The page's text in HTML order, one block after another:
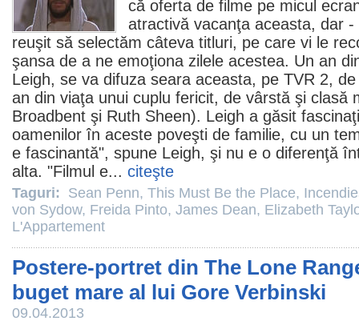
că oferta de filme pe micul
atractivă vacanţa aceasta, dar
reuşit să selectăm câteva titluri, pe care vi le
şansa de a ne emoţiona zilele acestea. Un an
Leigh, se va difuza seara aceasta, pe TVR 2,
an din viaţa unui cuplu fericit, de vârstă şi clasă
Broadbent şi Ruth Sheen). Leigh a găsit
oamenilor în aceste poveşti de familie, cu un
e fascinantă", spune Leigh, şi nu e o diferenţă
alta. "Filmul e... citeşte
Taguri: Sean Penn, This Must Be the Place,
von Sydow, Freida Pinto, James Dean, Elizabeth
L'Appartement
Postere-portret din The Lone
buget mare al lui Gore Verbinski
09.04.2013